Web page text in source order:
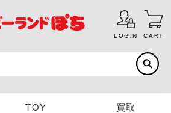
LOGIN CART
TOY 買取